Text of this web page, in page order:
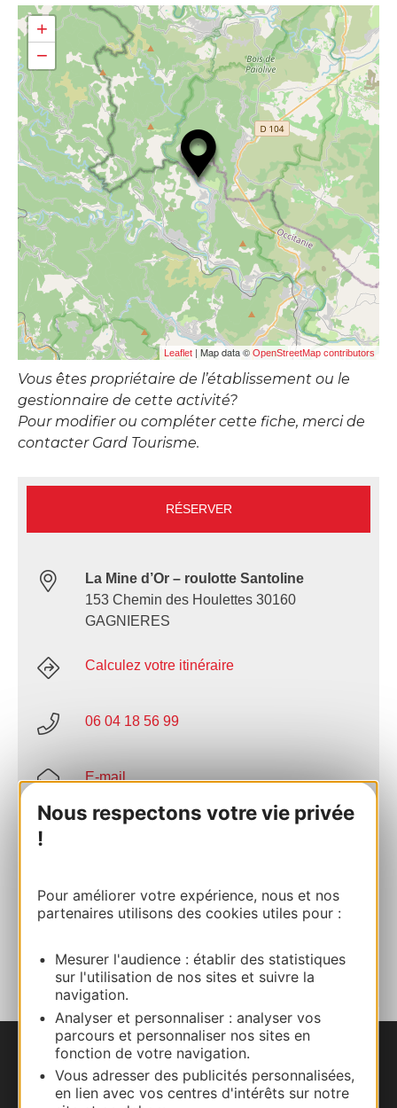
Nous respectons votre vie privée
!
Pour améliorer votre expérience, nous et nos
partenaires utilisons des cookies utiles pour :
Mesurer l'audience : établir des statistiques
sur l'utilisation de nos sites et suivre la
navigation.
Analyser et personnaliser : analyser vos
parcours et personnaliser nos sites en
fonction de votre navigation.
Vous adresser des publicités personnalisées,
en lien avec vos centres d'intérêts sur notre
+
−
Leaflet | Map data © OpenStreetMap contributors
Vous êtes propriétaire de l’établissement ou le
gestionnaire de cette activité?
Pour modifier ou compléter cette fiche, merci de
contacter Gard Tourisme.
RÉSERVER
La Mine d’Or – roulotte Santoline
153 Chemin des Houlettes 30160
GAGNIERES
Calculez votre itinéraire
06 04 18 56 99
E-mail
Facebook
AU CARNET
Nous contacter